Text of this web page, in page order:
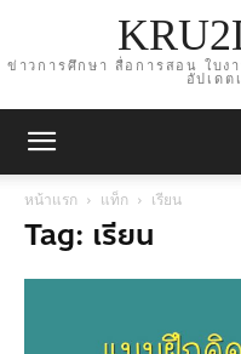
ข่าวการศึกษา สื่อการสอน ใบ
อัปเดต
หน้าแรก แท็ก เรียน
Tag: เรียน